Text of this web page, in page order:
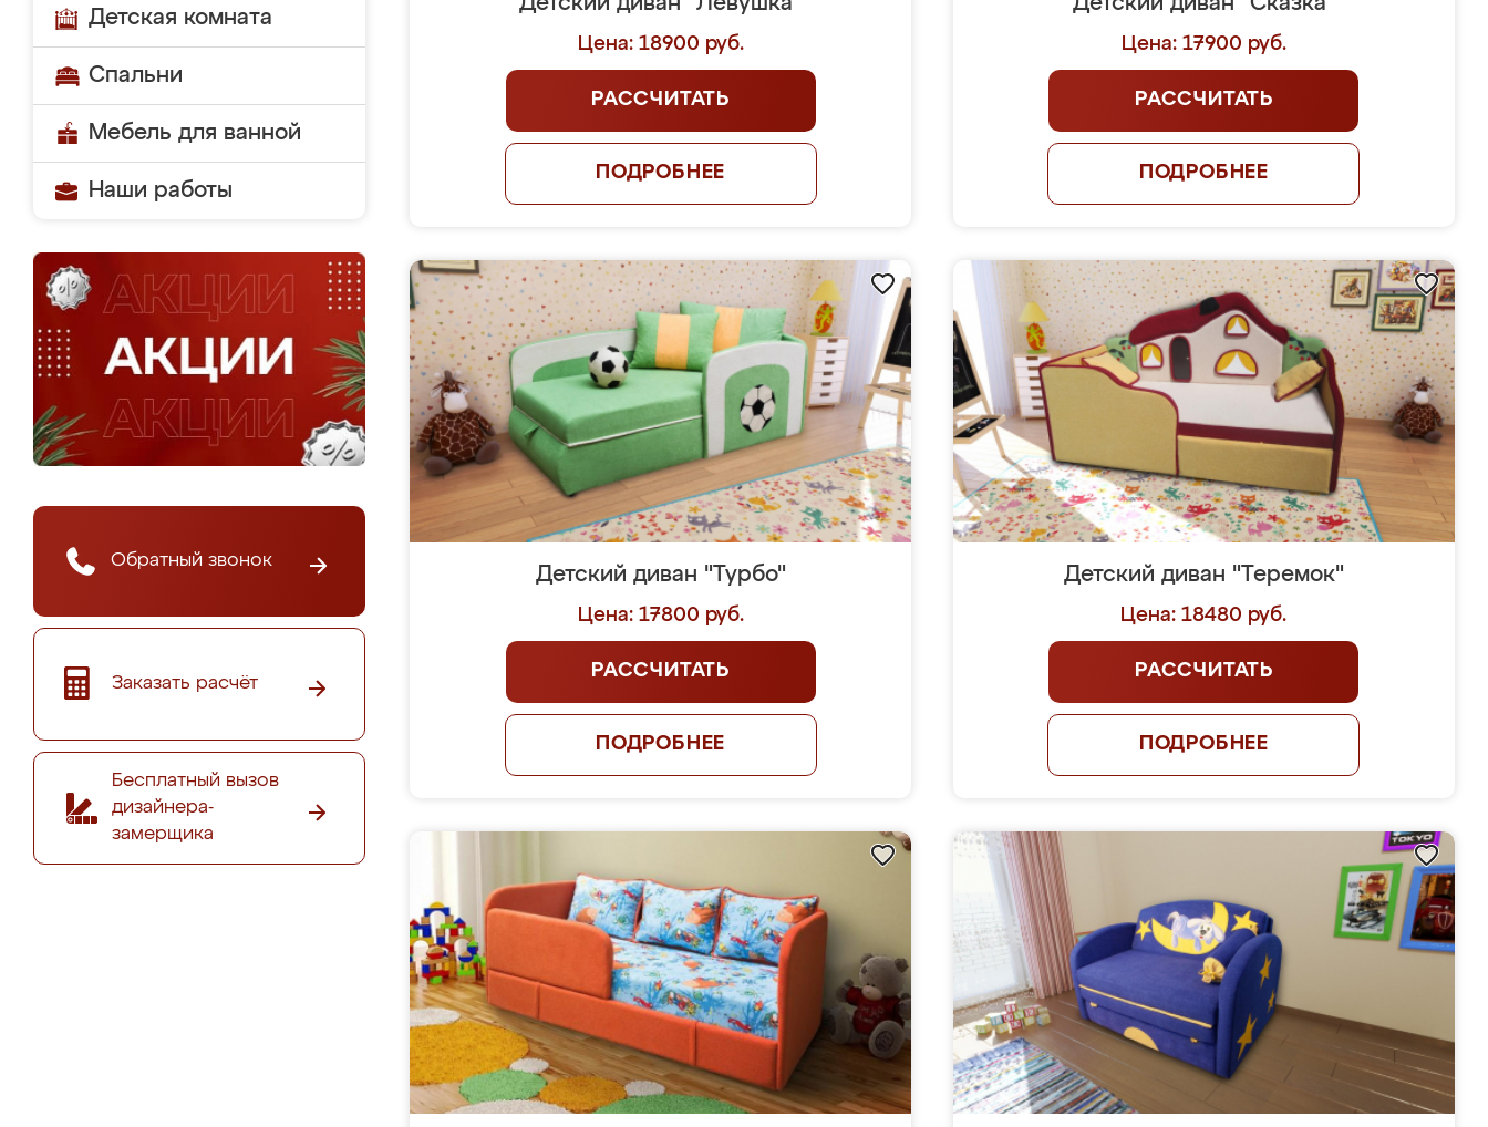
Детская комната
Спальни
Мебель для ванной
Наши работы
Обратный звонок
Заказать расчёт
Бесплатный вызов
дизайнера-
замерщика
Цена: 18900 руб.
РАССЧИТАТЬ
ПОДРОБНЕЕ
Цена: 17900 руб.
РАССЧИТАТЬ
ПОДРОБНЕЕ
Детский диван "Турбо"
Цена: 17800 руб.
РАССЧИТАТЬ
ПОДРОБНЕЕ
Детский диван "Теремок"
Цена: 18480 руб.
РАССЧИТАТЬ
ПОДРОБНЕЕ